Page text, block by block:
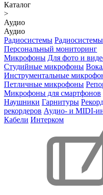
Каталог
>
Аудио
Аудио
Радиосистемы Радиосистемы
Персональный мониторинг
Микрофоны Для фото и
Студийные микрофоны
Инструментальные
Петличные микрофоны
Микрофоны для смартфонов
Наушники Гарнитуры
рекордеров Аудио- и MIDI-
Кабели Интерком